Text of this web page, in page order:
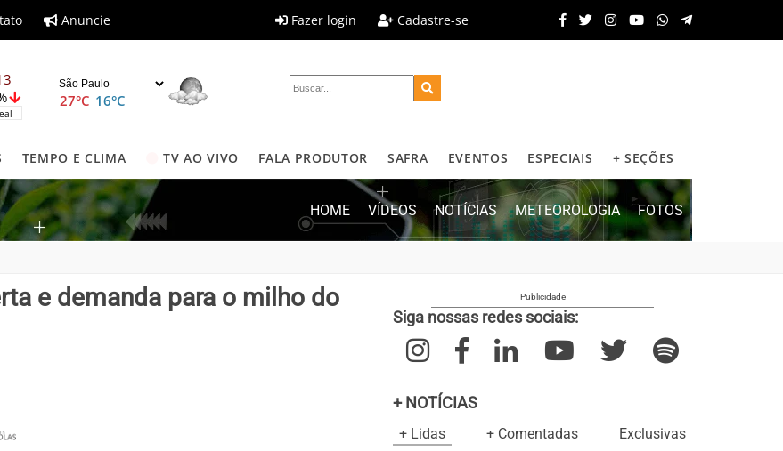
Anuncie Fazer login Cadastre-se
27°C 16°C
TEMPO E CLIMA TV AO VIVO FALA PRODUTOR SAFRA EVENTOS ESPECIAIS + SEÇÕES
HOME VÍDEOS NOTÍCIAS METEOROLOGIA FOTOS
e demanda para o milho do
Siga nossas redes sociais:
+ NOTÍCIAS
+ Lidas + Comentadas Exclusivas